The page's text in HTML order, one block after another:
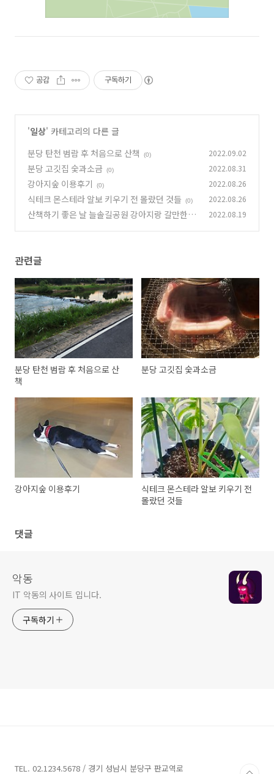
공감 구독하기
'일상' 카테고리의 다른 글
분당 탄천 범람 후 처음으로 산책
(0) 2022.09.02
분당 고깃집 숯과소금 (0) 2022.08.31
강아지숲 이용후기 (0) 2022.08.26
식테크 몬스테라 알보 키우기 전 몰랐던 것들 (0) 2022.08.26
산책하기 좋은 날 늘솔길공원 강아지랑 갈만한곳 2022.08.19
관련글
분당 탄천 범람 후 처음으로 산
책
분당 고깃집 숯과소금
강아지숲 이용후기
식테크 몬스테라 알보 키우기 전
몰랐던 것들
댓글
악동
IT 악동의 사이트 입니다.
구독하기
TEL. 02.1234.5678 / 경기 성남시 분당구 판교역로